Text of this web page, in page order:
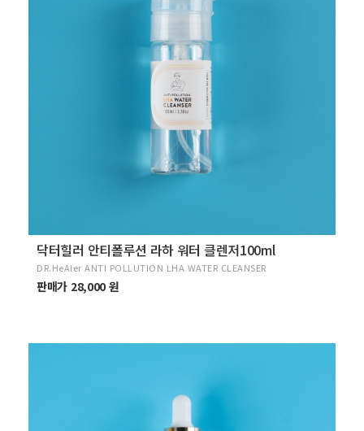
닥터힐러 안티폴루션 라하 워터 클렌저100ml
DR.HeAler ANTI POLLUTION LHA WATER CLEANSER
판매가 28,000 원